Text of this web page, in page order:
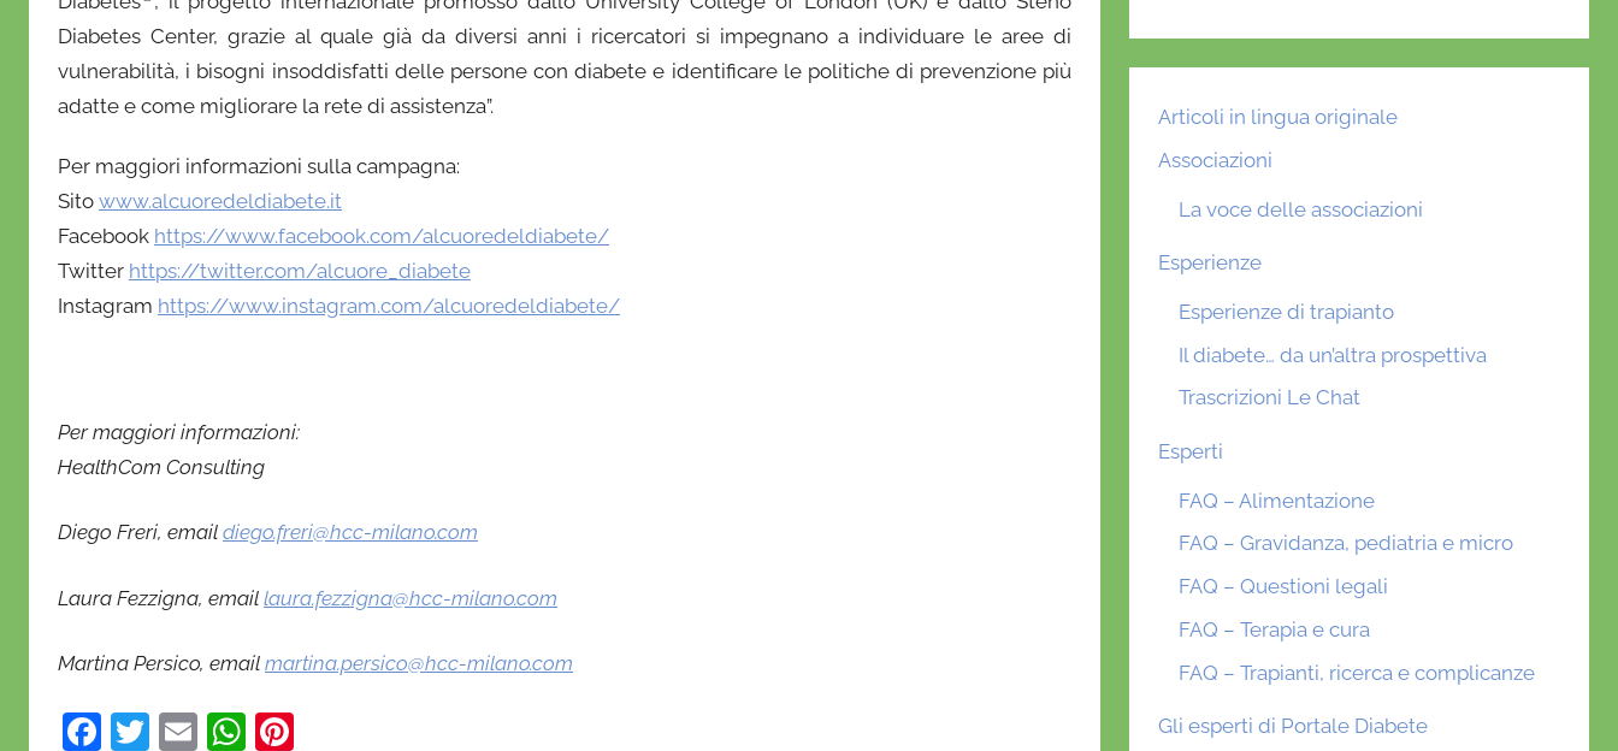
Diabetes Center, grazie al quale già da diversi anni i ricercatori si impegnano a individuare le aree di
vulnerabilità, i bisogni insoddisfatti delle persone con diabete e identificare le politiche di prevenzione più
adatte e come migliorare la rete di assistenza”.
Per maggiori informazioni sulla campagna:
Sito www.alcuoredeldiabete.it
Facebook https://www.facebook.com/alcuoredeldiabete/
Twitter https://twitter.com/alcuore_diabete
Instagram https://www.instagram.com/alcuoredeldiabete/
Per maggiori informazioni:
HealthCom Consulting
Diego Freri, email diego.freri@hcc-milano.com
Laura Fezzigna, email laura.fezzigna@hcc-milano.com
Martina Persico, email martina.persico@hcc-milano.com
F
T
E
W
Articoli in lingua originale
Associazioni
La voce delle associazioni
Esperienze
Esperienze di trapianto
Il diabete… da un’altra prospettiva
Trascrizioni Le Chat
Esperti
FAQ – Alimentazione
FAQ – Gravidanza, pediatria e micro
FAQ – Questioni legali
FAQ – Terapia e cura
FAQ – Trapianti, ricerca e complicanze
Gli esperti di Portale Diabete